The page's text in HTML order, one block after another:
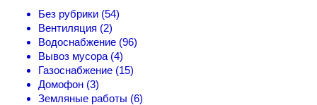
Без рубрики (54)
Вентиляция (2)
Водоснабжение (96)
Вывоз мусора (4)
Газоснабжение (15)
Домофон (3)
Земляные работы (6)